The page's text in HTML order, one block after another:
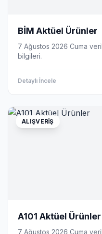
BİM Aktüel Ürünler
7 Ağustos 2026 Cuma
bilgileri.
Detaylı İncele
ALIŞVERIŞ
A101 Aktüel Ürünler
7 Ağustos 2026 Cuma